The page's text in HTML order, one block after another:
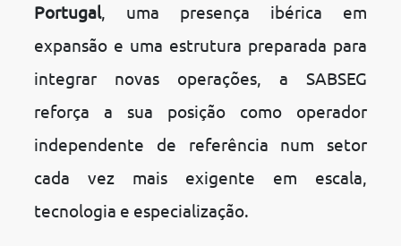
Portugal, uma presença ibérica em
expansão e uma estrutura preparada para
integrar novas operações, a SABSEG
reforça a sua posição como operador
independente de referência num setor
cada vez mais exigente em escala,
tecnologia e especialização.